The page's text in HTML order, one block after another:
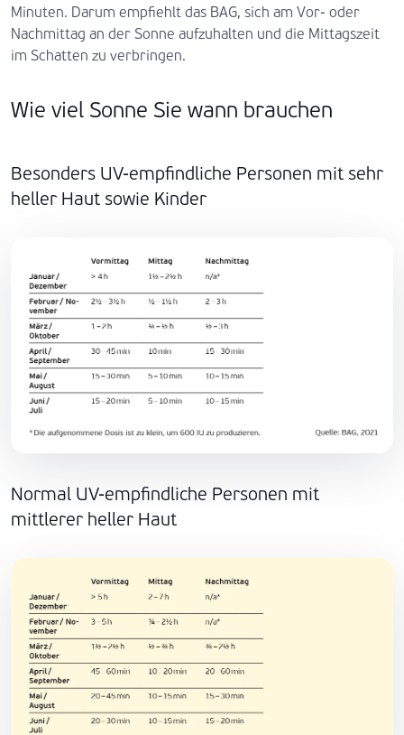
Minuten. Darum empfiehlt das BAG, sich am Vor- oder
Nachmittag an der Sonne aufzuhalten und die Mittagszeit
im Schatten zu verbringen.
Wie viel Sonne Sie wann brauchen
Besonders UV-empfindliche Personen mit sehr
heller Haut sowie Kinder
Normal UV-empfindliche Personen mit
mittlerer heller Haut